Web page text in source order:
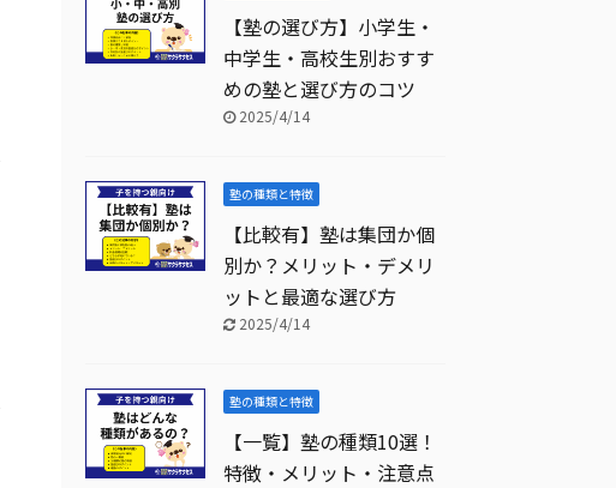
【塾の選び方】小学生・
中学生・高校生別おすす
めの塾と選び方のコツ
2025/4/14
塾の種類と特徴
【比較有】塾は集団か個
別か？メリット・デメリ
ットと最適な選び方
2025/4/14
塾の種類と特徴
【一覧】塾の種類10選！
特徴・メリット・注意点